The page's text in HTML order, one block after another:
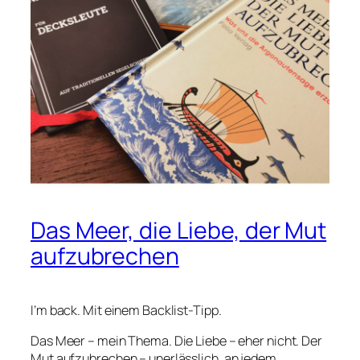
Das Meer, die Liebe, der Mut
aufzubrechen
I’m back. Mit einem Backlist-Tipp.
Das Meer – mein Thema. Die Liebe – eher nicht. Der